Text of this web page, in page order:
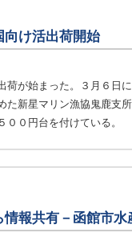
向け活出荷開始
が始まった。３月６日
た新星マリン漁協鬼鹿支
０円台を付けている。
報共有－函館市水